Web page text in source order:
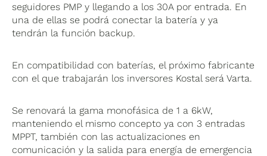
seguidores PMP y llegando a los 30A por entrada. En
una de ellas se podrá conectar la batería y ya
tendrán la función backup.
En compatibilidad con baterías, el próximo fabricante
con el que trabajarán los inversores Kostal será Varta.
Se renovará la gama monofásica de 1 a 6kW,
manteniendo el mismo concepto ya con 3 entradas
MPPT, también con las actualizaciones en
comunicación y la salida para energía de emergencia